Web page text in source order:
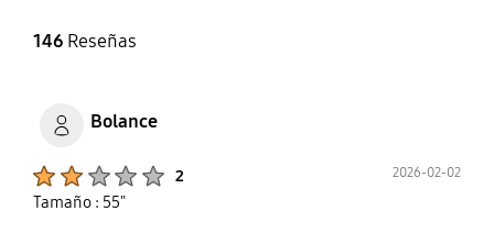
146Reseñas
Bolance
2 2026-02-02
Tamaño : 55"